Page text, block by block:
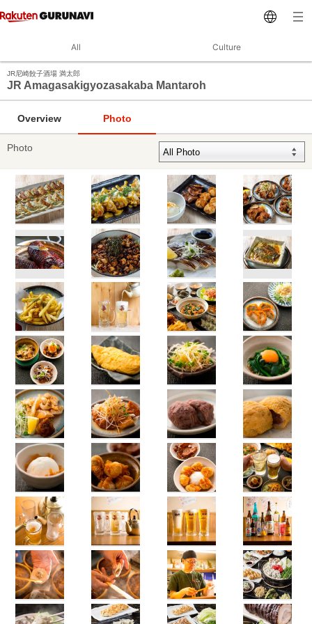
All Culture
JR尼崎餃子酒場 満太郎
JR Amagasakigyozasakaba Mantaroh
Overview Photo
Photo